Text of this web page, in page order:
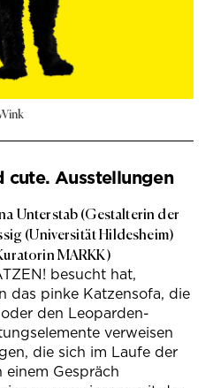
cute. Ausstellungen
Unterstab (Gestalterin der
(Universität Hildesheim)
MARKK)
besucht hat,
das pinke Katzensofa, die
den Leoparden-
verweisen
die sich im Laufe der
einem Gespräch